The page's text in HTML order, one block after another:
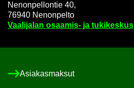
Ne­non­pel­lon­tie 40,
76940 Ne­non­pel­to
Vaa­li­ja­lan osaamis-​ ja tu­ki­kes­kus
Asia­kas­mak­sut